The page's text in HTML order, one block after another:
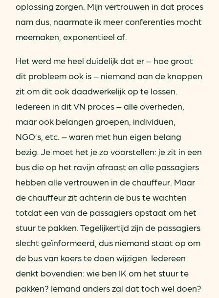
oplossing zorgen. Mijn vertrouwen in dat proces
nam dus, naarmate ik meer conferenties mocht
meemaken, exponentieel af.
Het werd me heel duidelijk dat er – hoe groot
dit probleem ook is – niemand aan de knoppen
zit om dit ook daadwerkelijk op te lossen.
Iedereen in dit VN proces – alle overheden,
maar ook belangen groepen, individuen,
NGO’s, etc. – waren met hun eigen belang
bezig. Je moet het je zo voorstellen: je zit in een
bus die op het ravijn afraast en alle passagiers
hebben alle vertrouwen in de chauffeur. Maar
de chauffeur zit achterin de bus te wachten
totdat een van de passagiers opstaat om het
stuur te pakken. Tegelijkertijd zijn de passagiers
slecht geïnformeerd, dus niemand staat op om
de bus van koers te doen wijzigen. Iedereen
denkt bovendien: wie ben IK om het stuur te
pakken? Iemand anders zal dat toch wel doen?